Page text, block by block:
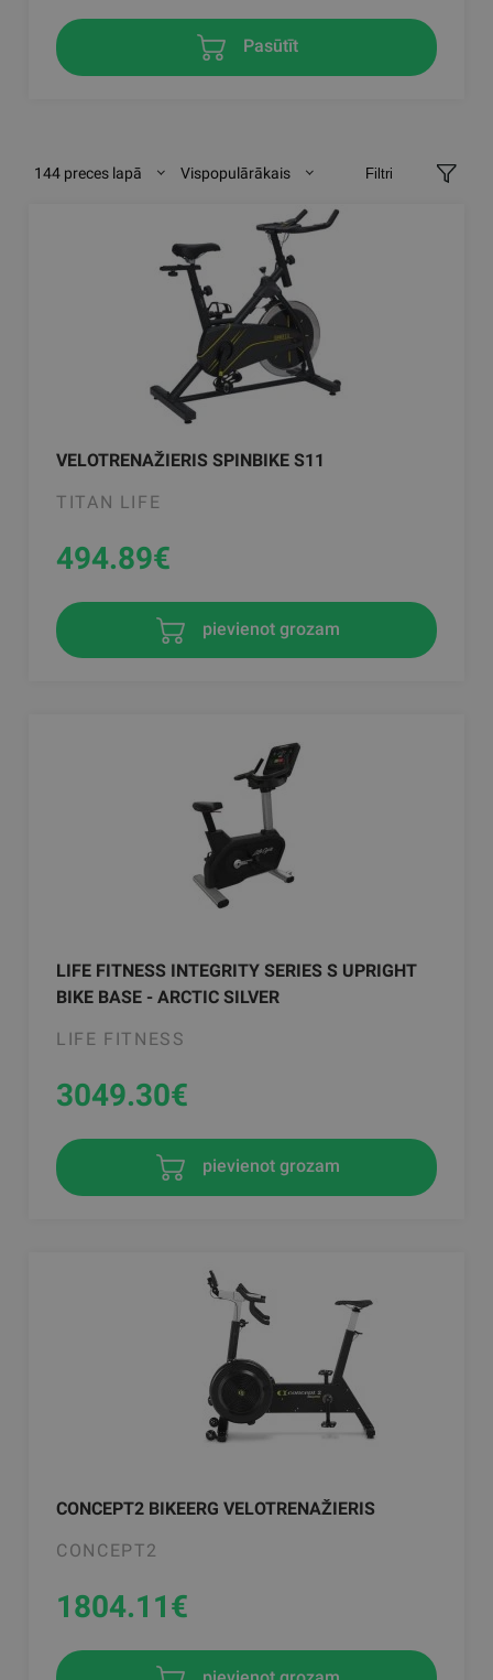
Pasūtīt
144 preces lapā Vispopulārākais Filtri
VELOTRENAŽIERIS SPINBIKE S11
TITAN LIFE
494.89€
pievienot grozam
LIFE FITNESS INTEGRITY SERIES S UPRIGHT
BIKE BASE - ARCTIC SILVER
LIFE FITNESS
3049.30€
pievienot grozam
CONCEPT2 BIKEERG VELOTRENAŽIERIS
CONCEPT2
1804.11€